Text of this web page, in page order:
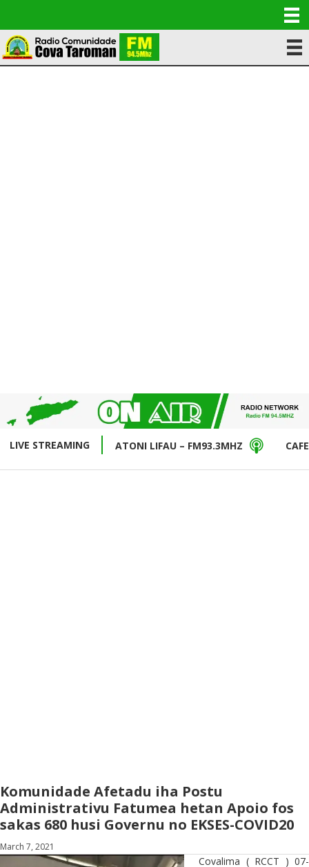
LIVE STREAMING ATONI LIFAU – FM93.3MHZ
Komunidade Afetadu iha Postu
Administrativu Fatumea hetan Apoio fos
sakas 680 husi Governu no EKSES-COVID20
March 7, 2021
Covalima ( RCCT ) 07-